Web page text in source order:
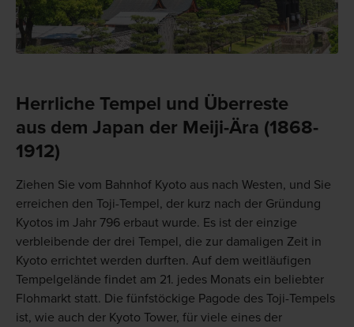
Herrliche Tempel und Überreste
aus dem Japan der Meiji-Ära (1868-
1912)
Ziehen Sie vom Bahnhof Kyoto aus nach Westen, und Sie
erreichen den Toji-Tempel, der kurz nach der Gründung
Kyotos im Jahr 796 erbaut wurde. Es ist der einzige
verbleibende der drei Tempel, die zur damaligen Zeit in
Kyoto errichtet werden durften. Auf dem weitläufigen
Tempelgelände findet am 21. jedes Monats ein beliebter
Flohmarkt statt. Die fünfstöckige Pagode des Toji-Tempels
ist, wie auch der Kyoto Tower, für viele eines der